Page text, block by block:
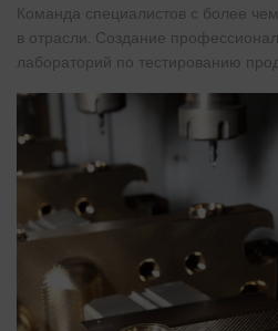
Команда специалистов с более
в отрасли. Создание
лабораторий по тестированию